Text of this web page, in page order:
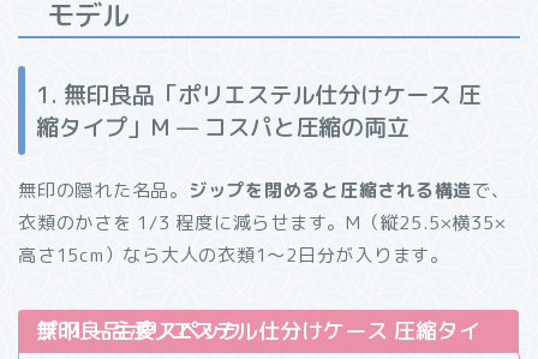
モデル
1. 無印良品「ポリエステル仕分けケース 圧
縮タイプ」M — コスパと圧縮の両立
無印の隠れた名品。 ジップを閉めると圧縮される構造で、
衣類のかさを 1/3 程度に減らせます。M（縦25.5×横35×
高さ15cm）なら大人の衣類1〜2日分が入ります。
無印良品 ポリエステル仕分けケース 圧縮タイプ M — 主要スペック